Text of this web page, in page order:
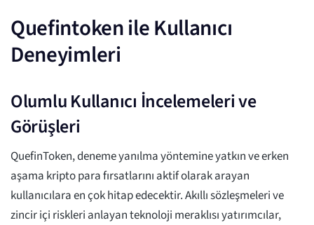
Quefintoken ile Kullanıcı
Deneyimleri
Olumlu Kullanıcı İncelemeleri ve
Görüşleri
QuefinToken, deneme yanılma yöntemine yatkın ve erken
aşama kripto para fırsatlarını aktif olarak arayan
kullanıcılara en çok hitap edecektir. Akıllı sözleşmeleri ve
zincir içi riskleri anlayan teknoloji meraklısı yatırımcılar,